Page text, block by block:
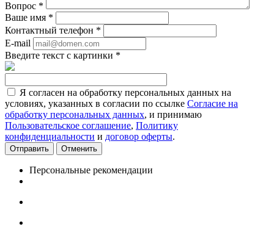
Вопрос *
Ваше имя *
Контактный телефон *
E-mail
Введите текст с картинки *
Я согласен на обработку персональных данных на
условиях, указанных в согласии по ссылке Согласие на
обработку персональных данных, и принимаю
Пользовательское соглашение, Политику
конфиденциальности и договор оферты.
Отменить
Персональные рекомендации